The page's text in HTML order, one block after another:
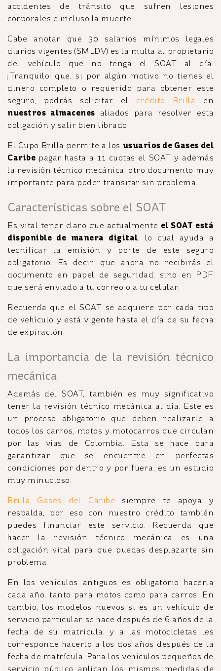
accidentes de tránsito que sufren lesiones
corporales e incluso la muerte.
Cabe anotar que 30 salarios mínimos legales
diarios vigentes (SMLDV) es la multa al propietario
del vehículo que no tenga el SOAT al día.
¡Tranquilo! que, si por algún motivo no tienes el
dinero completo o requerido para obtener este
seguro, podrás solicitar el crédito Brilla
en
nuestros almacenes aliados para resolver esta
obligación y salir bien librado.
El Cupo Brilla permite a los usuarios de Gases del
Caribe pagar hasta a 11 cuotas el SOAT y además
la revisión técnico mecánica, otro documento muy
importante para poder transitar sin problema.
Características sobre el SOAT
Es vital tener claro que actualmente el SOAT está
disponible de manera digital , lo cual ayuda a
tecnificar la emisión y porte de este seguro
obligatorio. Es decir, que ahora no recibirás el
documento en papel de seguridad; sino en PDF
que será enviado a tu correo o a tu celular.
Recuerda que el SOAT se adquiere por cada tipo
de vehículo y está vigente hasta el día de su fecha
de expiración.
La importancia de la revisión técnico
mecánica
Además del SOAT, también es muy significativo
tener la revisión técnico mecánica al día. Este es
un proceso obligatorio que deben realizarle a
todos los carros, motos y motocarros que circulan
por las vías de Colombia. Esta se hace para
garantizar que se encuentre en perfectas
condiciones por dentro y por fuera, es un estudio
muy minucioso.
Brilla Gases del Caribe siempre te apoya y
respalda, por eso con nuestro crédito también
puedes financiar este servicio. Recuerda que
hacer la revisión técnico mecánica es una
obligación vital para que puedas desplazarte sin
problema.
En los vehículos antiguos es obligatorio hacerla
cada año, tanto para motos como para carros. En
cambio, los modelos nuevos si es un vehículo de
servicio particular se hace después de 6 años de la
fecha de su matrícula; y a las motocicletas les
corresponde hacerlo a los dos años después de la
fecha de matrícula. Para los vehículos pequeños de
servicio público aplican los mismos medidas de